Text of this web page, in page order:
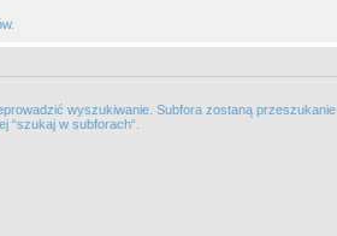
wyszukiwanie. Subfora zostaną przeszukanie
“szukaj w subforach“.